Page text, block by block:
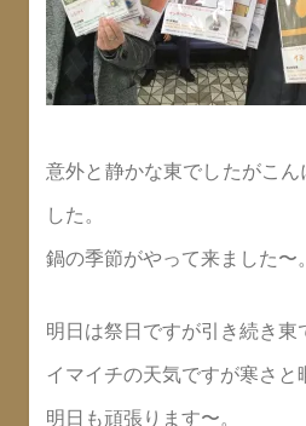
意外と静かな東でしたがこん
した。
鍋の季節がやって来ました〜。
明日は祭日ですが引き続き東
イマイチの天気ですが寒さと
明日も頑張ります〜。